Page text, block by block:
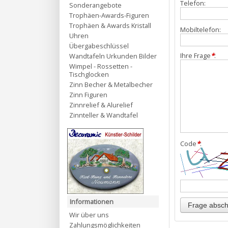
Telefon:
Mobiltelefon:
Ihre Frage*:
Code*:
Sonderangebote
Trophäen-Awards-Figuren
Trophäen & Awards Kristall
Uhren
Übergabeschlüssel
Wandtafeln Urkunden Bilder
Wimpel - Rossetten -
Tischglocken
Zinn Becher & Metalbecher
Zinn Figuren
Zinnrelief & Alurelief
Zinnteller & Wandtafel
Informationen
Wir über uns
Zahlungsmöglichkeiten